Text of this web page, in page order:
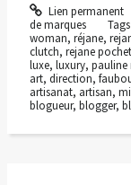
Lien permanent
de marques
woman, réjane,
clutch, rejane
luxe, luxury,
art, direction,
artisanat, artisan,
blogueur, blogger,